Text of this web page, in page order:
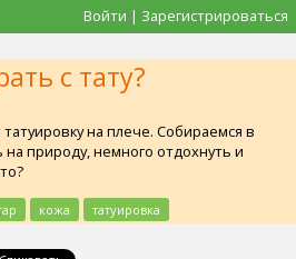
Войти | Зарегистрироваться
с тату?
на плече. Собираемся в
природу, немного отдохнуть и
кожа татуировка